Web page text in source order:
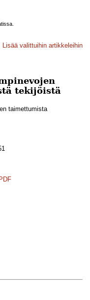
Lisää valittuihin artikkeleihin
tekijöistä
taimettumista